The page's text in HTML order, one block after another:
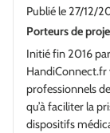
Publié le 27/12/
Porteurs de
Initié fin 2016
HandiConnect.fr
professionnels
qu’à faciliter la
dispositifs